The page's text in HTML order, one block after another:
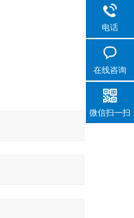
电话
在线咨询
微信扫一扫